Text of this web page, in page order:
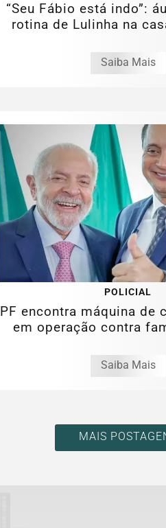
“Seu Fábio está indo”:
rotina de Lulinha na
Saiba Mais
POLICIAL
PF encontra máquina de
em operação contra
Saiba Mais
MAIS